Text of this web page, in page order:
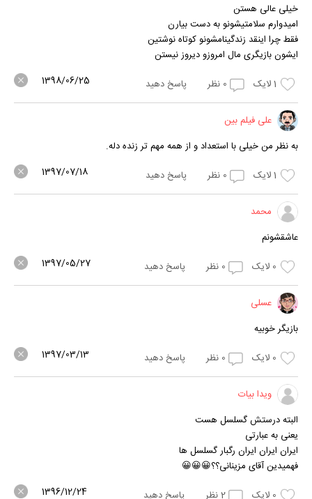
خیلی عالی هستن
امیدوارم سلامتیشونو به دست بیارن
فقط چرا اینقد زندگینامشونو کوتاه نوشتین
ایشون بازیگری مال امروزو دیروز نیستن
1لایک 0 نظر پاسخ دهید 1398/06/25
علی فیلم بین
به نظر من خیلی با استعداد و از همه مهم تر زنده دله.
1لایک 0 نظر پاسخ دهید 1397/07/18
محمد
عاشقشونم
0 لایک 0 نظر پاسخ دهید 1397/05/27
عسلی
بازیگر خوبیه
0 لایک 0 نظر پاسخ دهید 1397/03/13
ویدا بیات
البته درستش گسلسل هست
یعنی به عبارتی
ایران ایران ایران رگبار گسلسل ها
فهمیدین آقای مزینانی؟؟😀😀😀
0 لایک 2نظر پاسخ دهید 1396/12/24